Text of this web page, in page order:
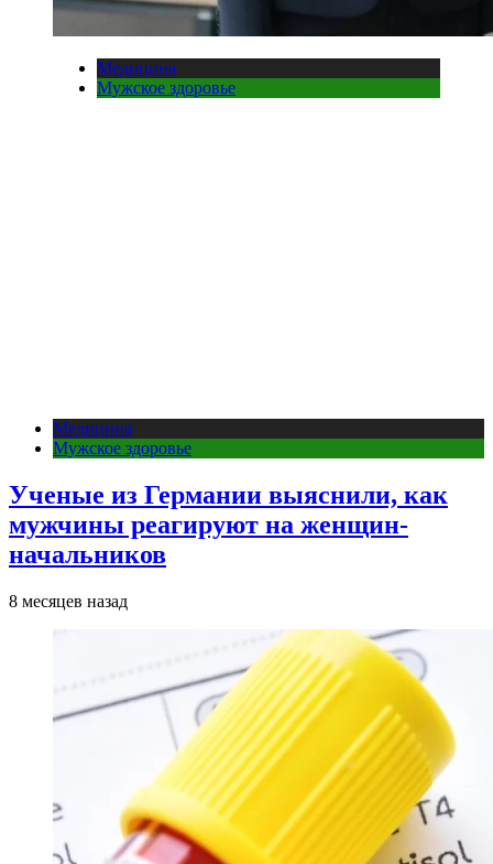
Медицина
Мужское здоровье
Медицина
Мужское здоровье
Ученые из Германии выяснили, как
мужчины реагируют на женщин-
начальников
8 месяцев назад